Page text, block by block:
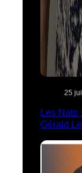
25
Les Nats
Gérald